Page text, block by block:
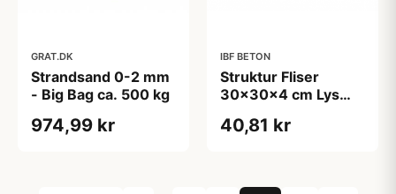
GRAT.DK
Strandsand 0-2 mm
- Big Bag ca. 500 kg
974,99 kr
IBF BETON
Struktur Fliser
30x30x4 cm Lys
40,81 kr